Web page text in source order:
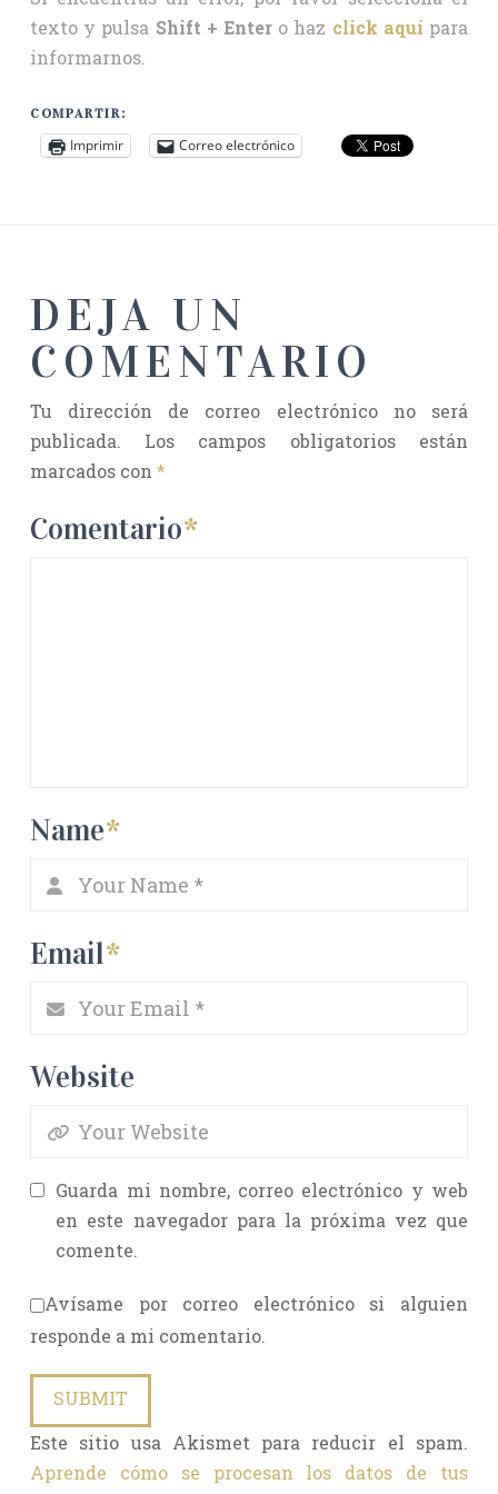
texto y pulsa Shift + Enter o haz click aquí para
informarnos.
COMPARTIR:
Imprimir Correo electrónico
DEJA UN
COMENTARIO
Tu dirección de correo electrónico no será
publicada.
Los campos obligatorios están
marcados con *
Comentario*
Name*
Email*
Website
Guarda mi nombre, correo electrónico y web
en este navegador para la próxima vez que
comente.
Avísame por correo electrónico si alguien
responde a mi comentario.
Este sitio usa Akismet para reducir el spam.
Aprende cómo se procesan los datos de tus